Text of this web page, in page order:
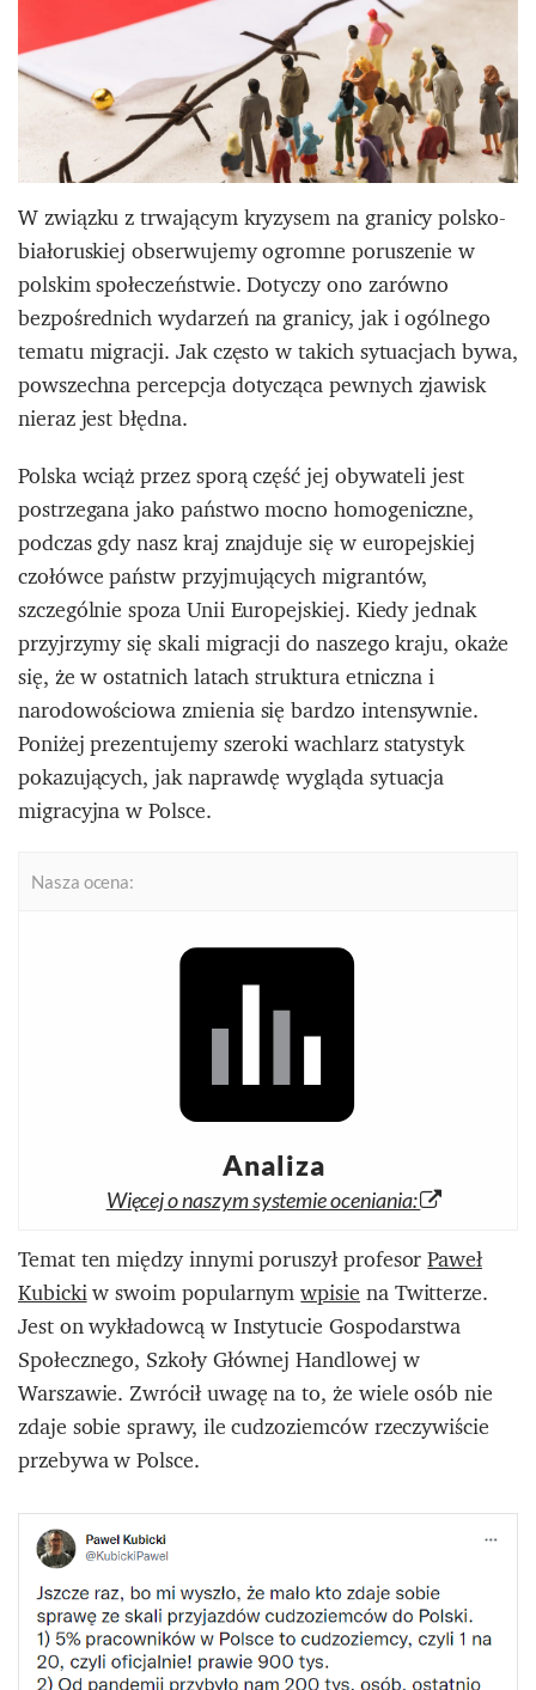
W związku z trwającym kryzysem na granicy polsko-
białoruskiej obserwujemy ogromne poruszenie w
polskim społeczeństwie. Dotyczy ono zarówno
bezpośrednich wydarzeń na granicy, jak i ogólnego
tematu migracji. Jak często w takich sytuacjach bywa,
powszechna percepcja dotycząca pewnych zjawisk
nieraz jest błędna.
Polska wciąż przez sporą część jej obywateli jest
postrzegana jako państwo mocno homogeniczne,
podczas gdy nasz kraj znajduje się w europejskiej
czołówce państw przyjmujących migrantów,
szczególnie spoza Unii Europejskiej. Kiedy jednak
przyjrzymy się skali migracji do naszego kraju, okaże
się, że w ostatnich latach struktura etniczna i
narodowościowa zmienia się bardzo intensywnie.
Poniżej prezentujemy szeroki wachlarz statystyk
pokazujących, jak naprawdę wygląda sytuacja
migracyjna w Polsce.
Nasza ocena:
Analiza
Więcej o naszym systemie oceniania:
Temat ten między innymi poruszył profesorPaweł
Kubickiw swoim popularnymwpisiena Twitterze.
Jest on wykładowcą w Instytucie Gospodarstwa
Społecznego, Szkoły Głównej Handlowej w
Warszawie. Zwrócił uwagę na to, że wiele osób nie
zdaje sobie sprawy, ile cudzoziemców rzeczywiście
przebywa w Polsce.